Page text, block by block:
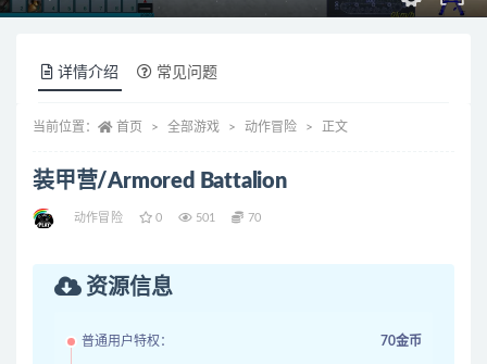
详情介绍 常见问题
当前位置： 首页 全部游戏 动作冒险 正文
装甲营/Armored Battalion
动作冒险 0 501 70
资源信息
普通用户特权： 70金币